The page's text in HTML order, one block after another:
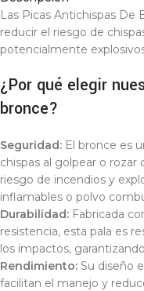
Las Picas Antichispas De
reducir el riesgo de
potencialmente
¿Por qué elegir
bronce?
Seguridad: El bronce es
chispas al golpear o rozar
riesgo de incendios y
inflamables o polvo
Durabilidad: Fabricada
resistencia, esta pala es
los impactos,
Rendimiento: Su diseño
facilitan el manejo y